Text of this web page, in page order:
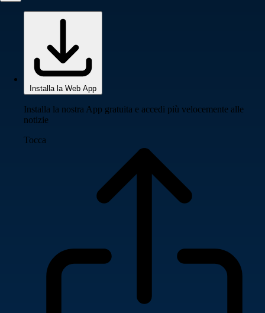
Installa la Web App
Installa la nostra App gratuita e accedi più velocemente alle
notizie
Tocca